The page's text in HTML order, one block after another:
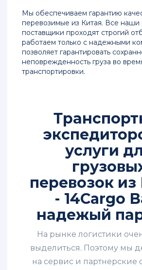
Мы обеспечиваем гарантию
перевозимые из Китая. Все наши
поставщики проходят строгий
работаем только с надежными
позволяет гарантировать
неповрежденность груза во
транспортировки.
услуги
перевозок из
- 14Cargo
надежый
На рынке логистики
выделиться. Поэтому мы
на сервис и партнерские